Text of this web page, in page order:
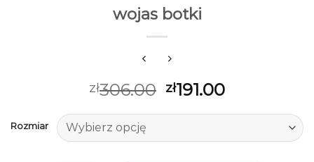
wojas botki
zł306.00 zł191.00
Rozmiar